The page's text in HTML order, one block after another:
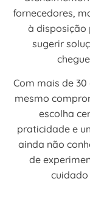
fornecedores,
à disposição
sugerir
Com mais de
mesmo
escolha
praticidade e
ainda não
de
cuidado